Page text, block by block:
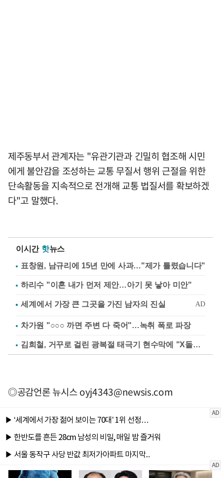
제주동부서 관계자는 "유관기관과 긴밀히 협조해 시민
에게 불안감을 조성하는 교통 무질서 행위 근절을 위한
단속활동을 지속적으로 전개해 교통 법질서를 확보하겠
다"고 말했다.
이시간 핫뉴스
표창원, 남규리에 15년 만에 사과…"제가 틀렸습니다"
하리수 "이혼 내가 먼저 제안…아기 못 낳아 미안"
차가원 "○○○ 까면 주변 다 죽어"…녹취 폭로 파장
김희철, 거꾸로 걸린 광복절 태극기 현수막에 "X돌았네"
◎공감언론 뉴시스oyj4343@newsis.com